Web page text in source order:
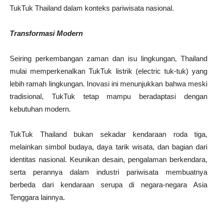
TukTuk Thailand dalam konteks pariwisata nasional.
Transformasi Modern
Seiring perkembangan zaman dan isu lingkungan, Thailand
mulai memperkenalkan TukTuk listrik (electric tuk-tuk) yang
lebih ramah lingkungan. Inovasi ini menunjukkan bahwa meski
tradisional, TukTuk tetap mampu beradaptasi dengan
kebutuhan modern.
TukTuk Thailand bukan sekadar kendaraan roda tiga,
melainkan simbol budaya, daya tarik wisata, dan bagian dari
identitas nasional. Keunikan desain, pengalaman berkendara,
serta perannya dalam industri pariwisata membuatnya
berbeda dari kendaraan serupa di negara-negara Asia
Tenggara lainnya.